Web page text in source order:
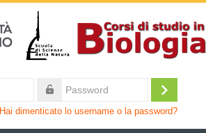
Login
Hai dimenticato lo username o la password?